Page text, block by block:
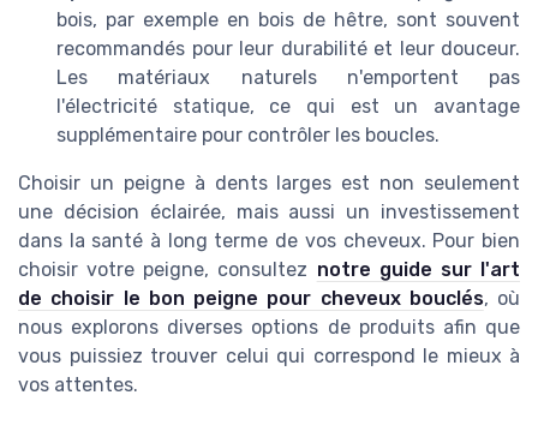
bois, par exemple en bois de hêtre, sont souvent
recommandés pour leur durabilité et leur douceur.
Les matériaux naturels n'emportent pas
l'électricité statique, ce qui est un avantage
supplémentaire pour contrôler les boucles.
Choisir un peigne à dents larges est non seulement
une décision éclairée, mais aussi un investissement
dans la santé à long terme de vos cheveux. Pour bien
choisir votre peigne, consultez notre guide sur l'art
de choisir le bon peigne pour cheveux bouclés, où
nous explorons diverses options de produits afin que
vous puissiez trouver celui qui correspond le mieux à
vos attentes.